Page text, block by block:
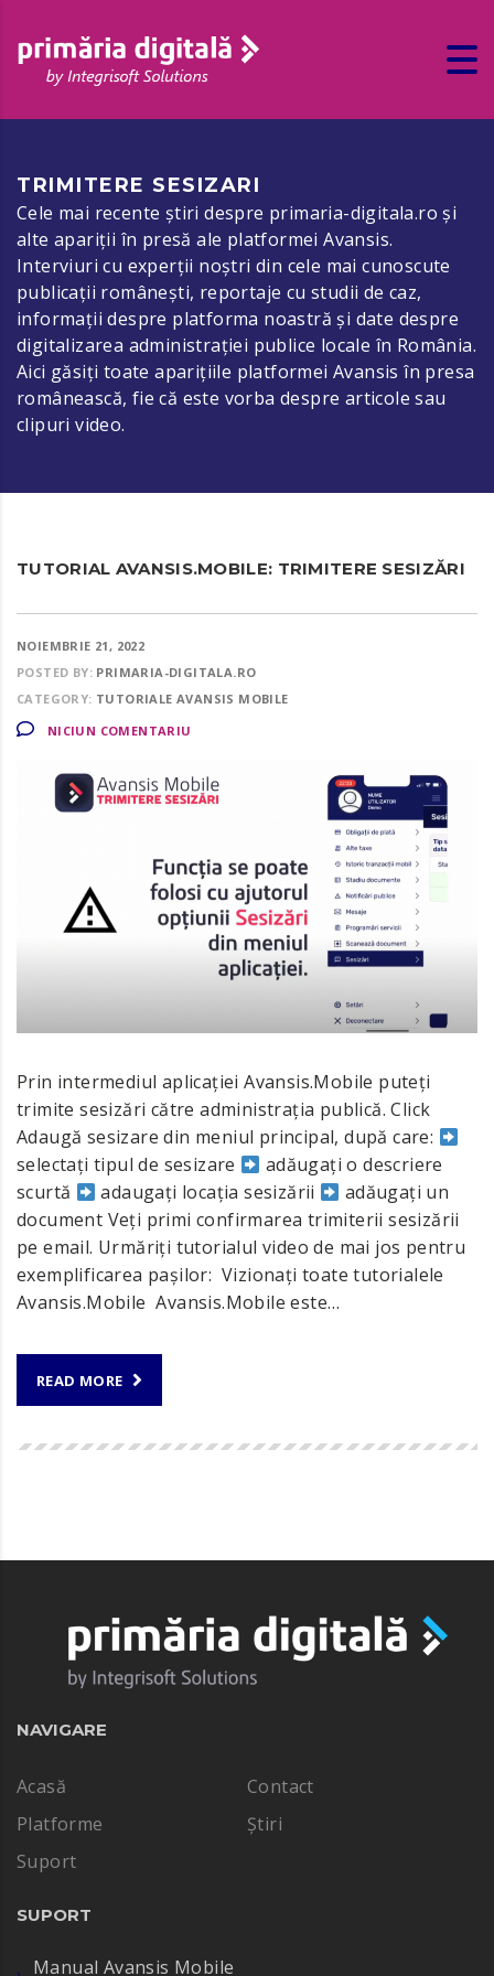
TRIMITERE SESIZARI
Cele mai recente știri despre primaria-digitala.ro și
alte apariții în presă ale platformei Avansis.
Interviuri cu experții noștri din cele mai cunoscute
publicații românești, reportaje cu studii de caz,
informații despre platforma noastră și date despre
digitalizarea administrației publice locale în România.
Aici găsiți toate aparițiile platformei Avansis în presa
românească, fie că este vorba despre articole sau
clipuri video.
TUTORIAL AVANSIS.MOBILE: TRIMITERE SESIZĂRI
NOIEMBRIE 21, 2022
POSTED BY: PRIMARIA-DIGITALA.RO
CATEGORY: TUTORIALE AVANSIS MOBILE
NICIUN COMENTARIU
Prin intermediul aplicației Avansis.Mobile puteți
trimite sesizări către administrația publică. Click
Adaugă sesizare din meniul principal, după care:
selectați tipul de sesizare
adăugați o descriere
scurtă
adaugați locația sesizării
adăugați un
document Veți primi confirmarea trimiterii sesizării
pe email. Urmăriți tutorialul video de mai jos pentru
exemplificarea pașilor: Vizionați toate tutorialele
Avansis.Mobile Avansis.Mobile este…
READ MORE
NAVIGARE
Acasă
Contact
Platforme
Știri
Suport
SUPORT
Manual Avansis Mobile